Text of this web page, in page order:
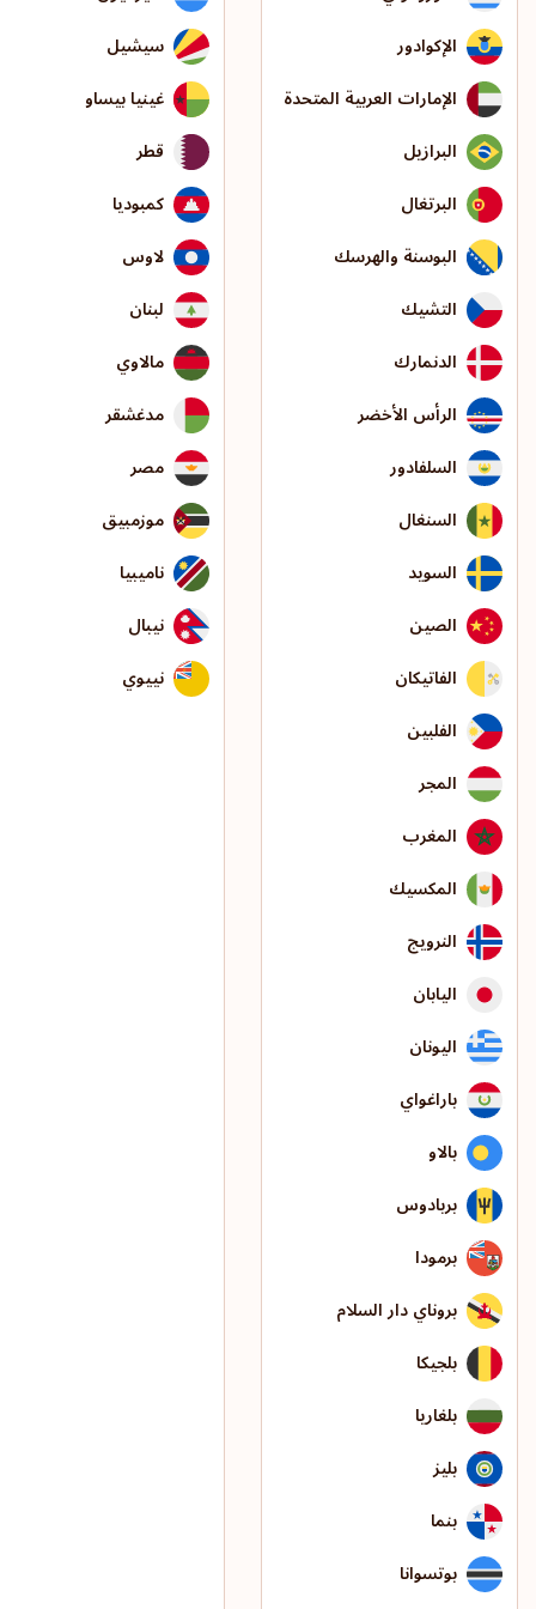
الإكوادور
الإمارات العربية المتحدة
البرازيل
البرتغال
البوسنة والهرسك
التشيك
الدنمارك
الرأس الأخضر
السلفادور
السنغال
السويد
الصين
الفاتيكان
الفلبين
المجر
المغرب
المكسيك
النرويج
اليابان
اليونان
باراغواي
بالاو
بربادوس
برمودا
بروناي دار السلام
بلجيكا
بلغاريا
بليز
بنما
بوتسوانا
سيشيل
غينيا بيساو
قطر
كمبوديا
لاوس
لبنان
مالاوي
مدغشقر
مصر
موزمبيق
ناميبيا
نيبال
نييوي